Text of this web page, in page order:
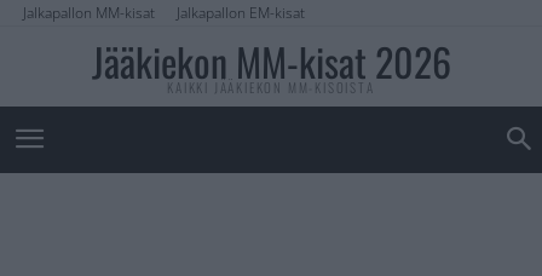
Jalkapallon MM-kisat Jalkapallon EM-kisat
Jääkiekon MM-kisat 2026
KAIKKI JÄÄKIEKON MM-KISOISTA